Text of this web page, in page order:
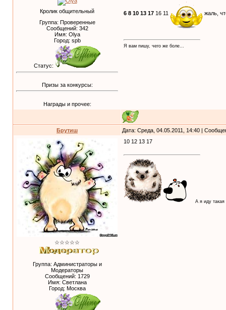
Кролик общительный
Группа: Проверенные
Сообщений: 342
Имя: Olya
Город: spb
Статус:
Призы за конкурсы:
Награды и прочее:
6 8 10 13 17 16 11 жаль,
Я вам пишу, чего же боле...
Брутиш Дата: Среда, 04.05.2011, 14:40 |
☆☆☆☆☆
Группа: Администраторы и
Модераторы
Сообщений: 1729
Имя: Светлана
Город: Москва
10 12 13 17
А я иду такая